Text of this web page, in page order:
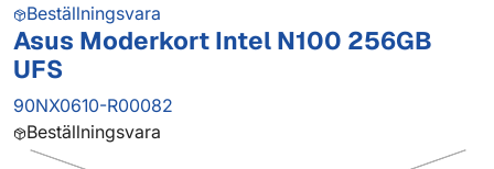
Beställningsvara
Asus Moderkort Intel N100 256GB
UFS
90NX0610-R00082
Beställningsvara